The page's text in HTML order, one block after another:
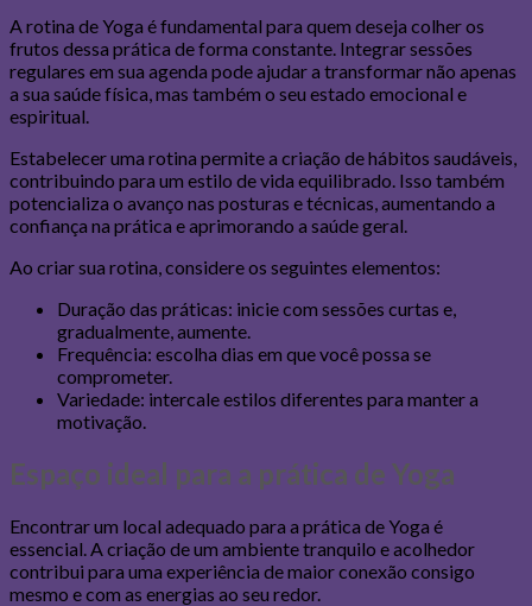
A rotina de Yoga é fundamental para quem deseja colher os
frutos dessa prática de forma constante. Integrar sessões
regulares em sua agenda pode ajudar a transformar não apenas
a sua saúde física, mas também o seu estado emocional e
espiritual.
Estabelecer uma rotina permite a criação de hábitos saudáveis,
contribuindo para um estilo de vida equilibrado. Isso também
potencializa o avanço nas posturas e técnicas, aumentando a
confiança na prática e aprimorando a saúde geral.
Ao criar sua rotina, considere os seguintes elementos:
Duração das práticas: inicie com sessões curtas e,
gradualmente, aumente.
Frequência: escolha dias em que você possa se
comprometer.
Variedade: intercale estilos diferentes para manter a
motivação.
Espaço ideal para a prática de Yoga
Encontrar um local adequado para a prática de Yoga é
essencial. A criação de um ambiente tranquilo e acolhedor
contribui para uma experiência de maior conexão consigo
mesmo e com as energias ao seu redor.